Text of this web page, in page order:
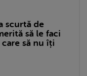
scurtă de
să le faci
să nu îți